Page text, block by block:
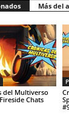
Más del
del Multiverso
Chats